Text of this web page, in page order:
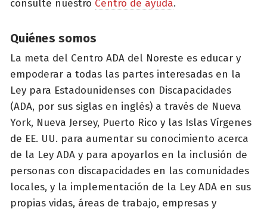
consulte nuestro Centro de ayuda.
Quiénes somos
La meta del Centro ADA del Noreste es educar y
empoderar a todas las partes interesadas en la
Ley para Estadounidenses con Discapacidades
(ADA, por sus siglas en inglés) a través de Nueva
York, Nueva Jersey, Puerto Rico y las Islas Vírgenes
de EE. UU. para aumentar su conocimiento acerca
de la Ley ADA y para apoyarlos en la inclusión de
personas con discapacidades en las comunidades
locales, y la implementación de la Ley ADA en sus
propias vidas, áreas de trabajo, empresas y